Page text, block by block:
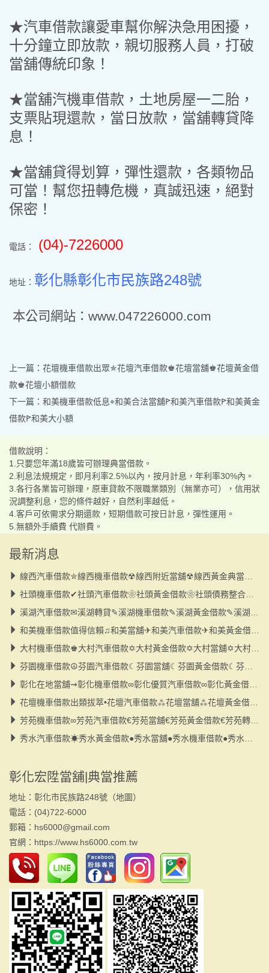
★汽車借款讓愛車幫你解決急用困擾，
十分鐘立即放款，親切服務人員，打破
當舖傳統印象！
★當舖汽機車借款，土地房屋一二胎，
支票貼現還款，當日放款，當舖轉貸降
息！
★當舖貸得划算，彈性還款，各類物品
可當！幫您扭轉危機，真誠迅速，絕對
保密！
電話： (04)-7226000
地址： 彰化縣彰化市民族路248號
本公司網站：www.047226000.com
上一篇： 花壇機車借款出眾✯花壇汽車借款♚花壇當舖♚花壇黃金借
款♚花壇小額借款
下一篇： 和美機車借款低息⌖和美合法當舖ꚰ和美汽車借款ꚰ和美黃金
借款ꚰ和美大小額
借款說明：
1.只要您年滿18歲皆可辦理典當借款。
2.利息法規規定，即月利率2.5%以內，按月計息，年利率30%內。
3.各行各業皆可辦理，原車貸款不限職業類別（無業亦可），信用狀
況調整利息，您的條件越好，自然利率越低。
4.客戶可依需求分期還款，短期借款可按日計息，彈性運用。
5.無額外手續費 代辦費。
最新消息
線西汽車借款✮線西機車借款☢線西附近當舖☢線西黃金典當☢線西大小額
社頭機車借款✔社頭汽車借款❀社頭黃金借款❀社頭債務整合❀社頭當舖❀小額
溪湖汽車借款✉溪湖轉貸✎溪湖機車借款✎溪湖黃金借款✎溪湖當舖✎小額借款
和美機車借款值得信賴♫和美當舖✈和美汽車借款✈和美黃金借款✈和美小額借款
大村機車借款♚大村汽車借款✡大村黃金借款✡大村當舖✡大村小額借款✡債務整合
芬園機車借款☮芬園汽車借款☾芬園當舖☾芬園黃金借款☾芬園轉貸☾小額借款
彰化在地當舖⇝彰化機車借款∞彰化優質汽車借款∞彰化黃金借款∞彰化小額借款
花壇機車借款出類拔萃•花壇汽車借款⁂花壇當舖⁂花壇黃金借款⁂花壇小額借款
芳苑機車借款∞芳苑汽車借款€芳苑當舖€芳苑黃金借款€芳苑轉貸€小額借款
秀水汽車借款☀秀水黃金借款●秀水當舖●秀水機車借款●秀水大小額●秀水轉貸
彰化宏陞當舖|典當推薦
地址：彰化市民族路248號（地圖）
電話：(04)722-6000
郵箱：hs6000@gmail.com
官網： https://www.hs6000.com.tw